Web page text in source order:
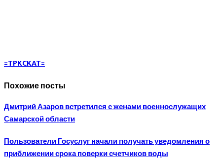
=TPKCKAT=
Похожие посты
Дмитрий Азаров встретился с женами военнослужащих
Самарской области
Пользователи Госуслуг начали получать уведомления о
приближении срока поверки счетчиков воды